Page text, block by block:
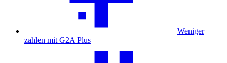
Weniger
zahlen mit G2A Plus